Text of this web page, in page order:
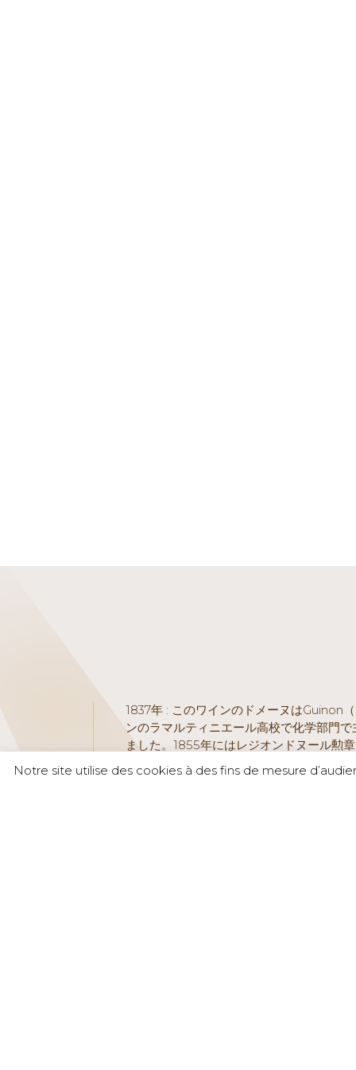
1837年 : このワインのドメーヌはGuinon
ンのラマルティニエール高校で化学部門
ました。1855年にはレジオンドヌール勲
Notre site utilise des cookies à des fins de mesure